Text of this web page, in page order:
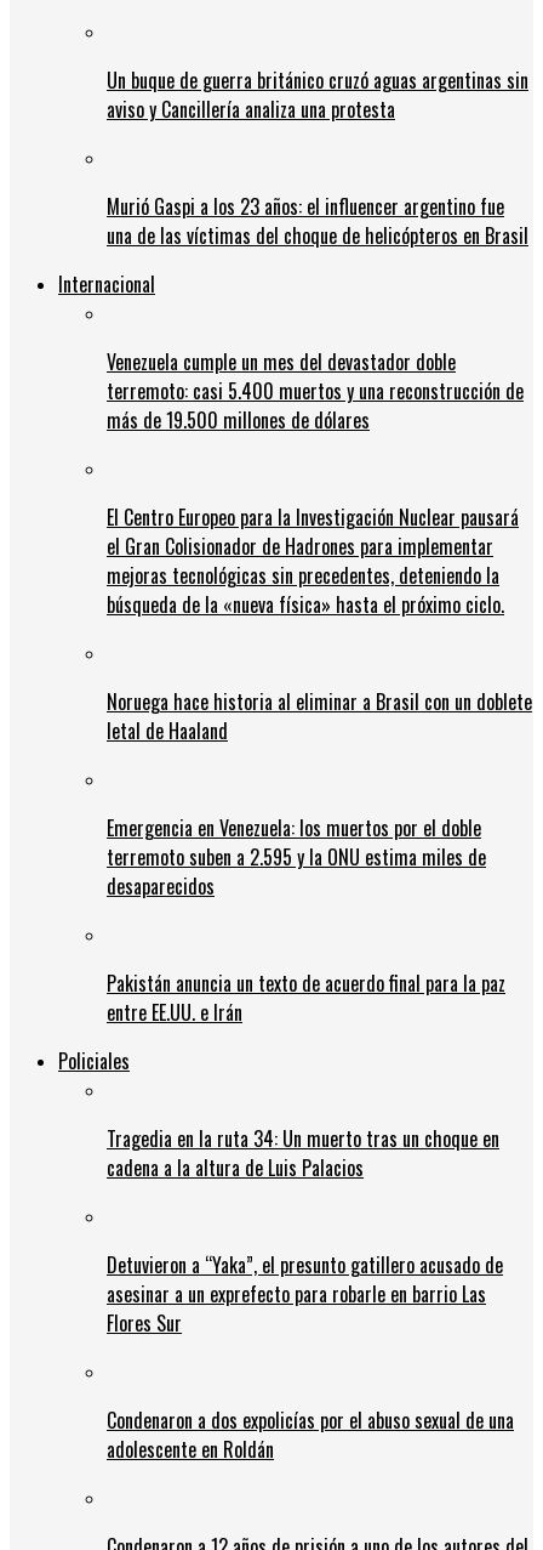
Un buque de guerra británico cruzó aguas argentinas sin
aviso y Cancillería analiza una protesta
Murió Gaspi a los 23 años: el influencer argentino fue
una de las víctimas del choque de helicópteros en Brasil
Internacional
Venezuela cumple un mes del devastador doble
terremoto: casi 5.400 muertos y una reconstrucción de
más de 19.500 millones de dólares
El Centro Europeo para la Investigación Nuclear pausará
el Gran Colisionador de Hadrones para implementar
mejoras tecnológicas sin precedentes, deteniendo la
búsqueda de la «nueva física» hasta el próximo ciclo.
Noruega hace historia al eliminar a Brasil con un doblete
letal de Haaland
Emergencia en Venezuela: los muertos por el doble
terremoto suben a 2.595 y la ONU estima miles de
desaparecidos
Pakistán anuncia un texto de acuerdo final para la paz
entre EE.UU. e Irán
Policiales
Tragedia en la ruta 34: Un muerto tras un choque en
cadena a la altura de Luis Palacios
Detuvieron a “Yaka”, el presunto gatillero acusado de
asesinar a un exprefecto para robarle en barrio Las
Flores Sur
Condenaron a dos expolicías por el abuso sexual de una
adolescente en Roldán